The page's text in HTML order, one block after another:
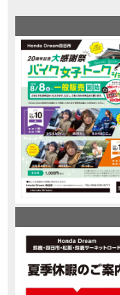
MOVIE 2025X-ADV 最高の旅バ
NEW BIKENEWS
MOVIE 【バイク女子】
MOVIE 【バイク女子
MOVIE 【バイク女子
MOVIE 新型スーパーカブ110レ
MOVIE 【世界一の燃費Super
MOVIE 【バイク女子の
MOVIE 【バイク女子】この
MOVIE 【バイク用ドラ
おめでたい人
【激カワ女子
MOVIE 正統派NC750X！大型二
MOVIE 女が乗るバイ
MOVIE 【福井1泊ツ
MOVIE 大型ツアラー！Gold Wing Tour